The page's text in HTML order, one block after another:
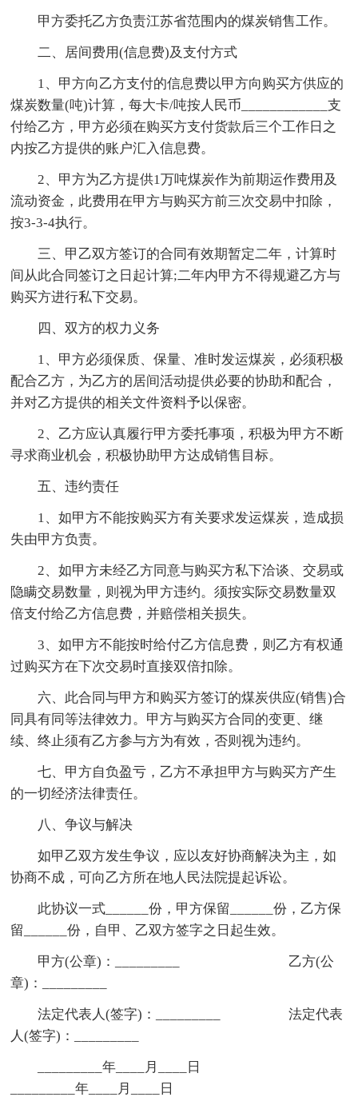
甲方委托乙方负责江苏省范围内的煤炭销售工作。
二、居间费用(信息费)及支付方式
1、甲方向乙方支付的信息费以甲方向购买方供应的
煤炭数量(吨)计算，每大卡/吨按人民币____________支
付给乙方，甲方必须在购买方支付货款后三个工作日之
内按乙方提供的账户汇入信息费。
2、甲方为乙方提供1万吨煤炭作为前期运作费用及
流动资金，此费用在甲方与购买方前三次交易中扣除，
按3-3-4执行。
三、甲乙双方签订的合同有效期暂定二年，计算时
间从此合同签订之日起计算;二年内甲方不得规避乙方与
购买方进行私下交易。
四、双方的权力义务
1、甲方必须保质、保量、准时发运煤炭，必须积极
配合乙方，为乙方的居间活动提供必要的协助和配合，
并对乙方提供的相关文件资料予以保密。
2、乙方应认真履行甲方委托事项，积极为甲方不断
寻求商业机会，积极协助甲方达成销售目标。
五、违约责任
1、如甲方不能按购买方有关要求发运煤炭，造成损
失由甲方负责。
2、如甲方未经乙方同意与购买方私下洽谈、交易或
隐瞒交易数量，则视为甲方违约。须按实际交易数量双
倍支付给乙方信息费，并赔偿相关损失。
3、如甲方不能按时给付乙方信息费，则乙方有权通
过购买方在下次交易时直接双倍扣除。
六、此合同与甲方和购买方签订的煤炭供应(销售)合
同具有同等法律效力。甲方与购买方合同的变更、继
续、终止须有乙方参与方为有效，否则视为违约。
七、甲方自负盈亏，乙方不承担甲方与购买方产生
的一切经济法律责任。
八、争议与解决
如甲乙双方发生争议，应以友好协商解决为主，如
协商不成，可向乙方所在地人民法院提起诉讼。
此协议一式______份，甲方保留______份，乙方保
留______份，自甲、乙双方签字之日起生效。
甲方(公章)：_________ 乙方(公
章)：_________
法定代表人(签字)：_________ 法定代表
人(签字)：_________
_________年____月____日
_________年____月____日